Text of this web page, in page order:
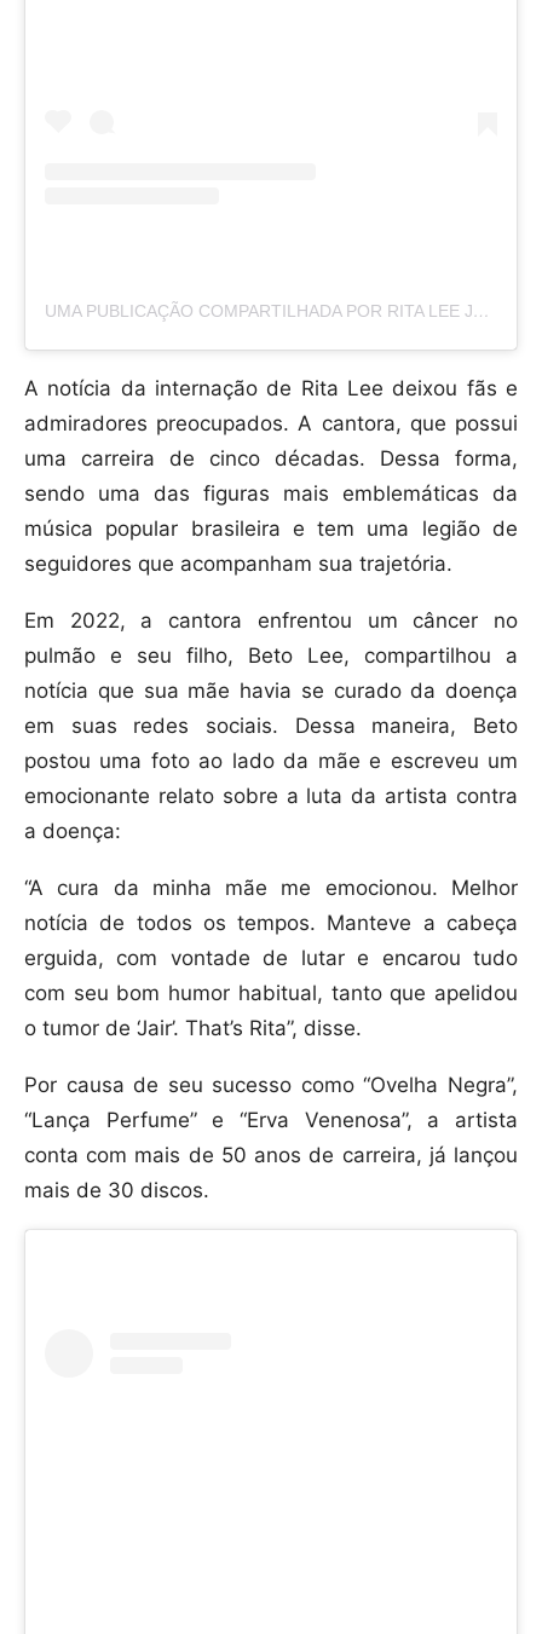
UMA PUBLICAÇÃO COMPARTILHADA POR RITA LEE JONES (@RITALEE_OFICIAL)
A notícia da internação de Rita Lee deixou fãs e
admiradores preocupados. A cantora, que possui
uma carreira de cinco décadas. Dessa forma,
sendo uma das figuras mais emblemáticas da
música popular brasileira e tem uma legião de
seguidores que acompanham sua trajetória.
Em 2022, a cantora enfrentou um câncer no
pulmão e seu filho, Beto Lee, compartilhou a
notícia que sua mãe havia se curado da doença
em suas redes sociais. Dessa maneira, Beto
postou uma foto ao lado da mãe e escreveu um
emocionante relato sobre a luta da artista contra
a doença:
“A cura da minha mãe me emocionou. Melhor
notícia de todos os tempos. Manteve a cabeça
erguida, com vontade de lutar e encarou tudo
com seu bom humor habitual, tanto que apelidou
o tumor de ‘Jair’. That’s Rita”, disse.
Por causa de seu sucesso como “Ovelha Negra”,
“Lança Perfume” e “Erva Venenosa”, a artista
conta com mais de 50 anos de carreira, já lançou
mais de 30 discos.